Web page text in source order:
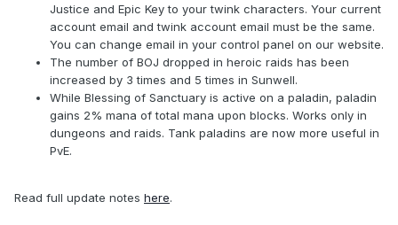
Justice and Epic Key to your twink characters. Your current
account email and twink account email must be the same.
You can change email in your control panel on our website.
The number of BOJ dropped in heroic raids has been
increased by 3 times and 5 times in Sunwell.
While Blessing of Sanctuary is active on a paladin, paladin
gains 2% mana of total mana upon blocks. Works only in
dungeons and raids. Tank paladins are now more useful in
PvE.
Read full update notes here.